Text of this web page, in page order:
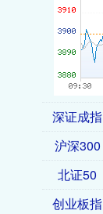
深证成指
沪深300
北证50
创业板指